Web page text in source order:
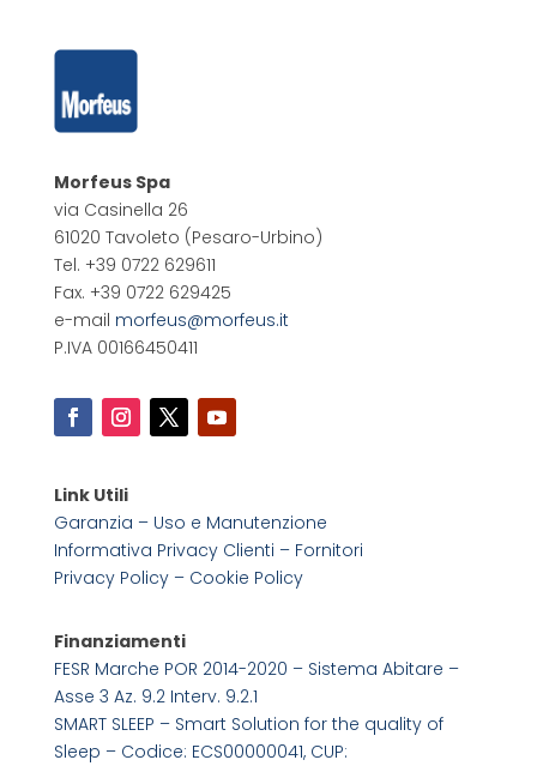
Morfeus Spa
via Casinella 26
61020 Tavoleto (Pesaro-Urbino)
Tel. +39 0722 629611
Fax. +39 0722 629425
e-mail morfeus@morfeus.it
P.IVA 00166450411
Link Utili
Garanzia – Uso e Manutenzione
Informativa Privacy Clienti – Fornitori
Privacy Policy – Cookie Policy
Finanziamenti
FESR Marche POR 2014-2020 – Sistema Abitare –
Asse 3 Az. 9.2 Interv. 9.2.1
SMART SLEEP – Smart Solution for the quality of
Sleep – Codice: ECS00000041, CUP: